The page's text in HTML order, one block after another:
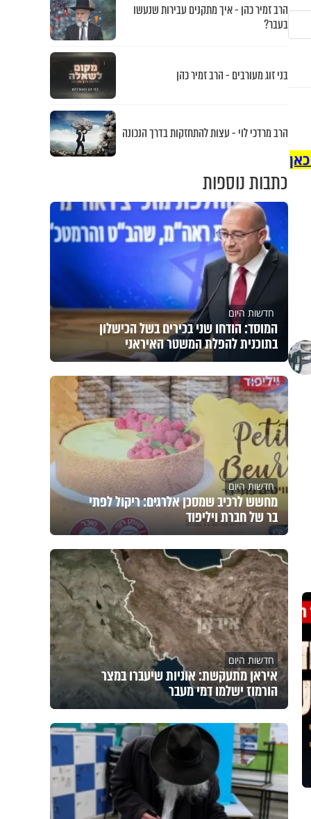
הרב זמיר כהן - איך מתקנים עבירות שנעשו
בעבר?
בני זוג מעורבים - הרב זמיר כהן
הרב מרדכי לוי - עצות להתחזקות בדרך הנכונה
כתבות נוספות
חדשות היום
המוסד: הודחו שני בכירים בשל הכישלון
בתוכנית להפלת המשטר האיראני
חדשות היום
מחשש לרכיב שמסכן אלרגים: ריקול לפתי
בר של חברת ויליפוד
חדשות היום
איראן מתעקשת: אוניות שיעברו במצר
הורמוז ישלמו דמי מעבר